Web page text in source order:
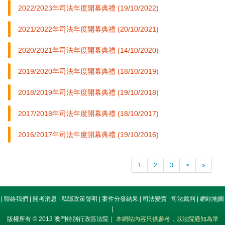
2022/2023年司法年度開幕典禮 (19/10/2022)
2021/2022年司法年度開幕典禮 (20/10/2021)
2020/2021年司法年度開幕典禮 (14/10/2020)
2019/2020年司法年度開幕典禮 (18/10/2019)
2018/2019年司法年度開幕典禮 (19/10/2018)
2017/2018年司法年度開幕典禮 (18/10/2017)
2016/2017年司法年度開幕典禮 (19/10/2016)
1 2 3 > »
聯絡我們 開考消息 私隱政策聲明 案件分發結果 司法變賣 司法裁判
網站地圖
版權所有 © 2013 澳門特別行政區法院｜ 本網站內容只供參考，以法院通知為準